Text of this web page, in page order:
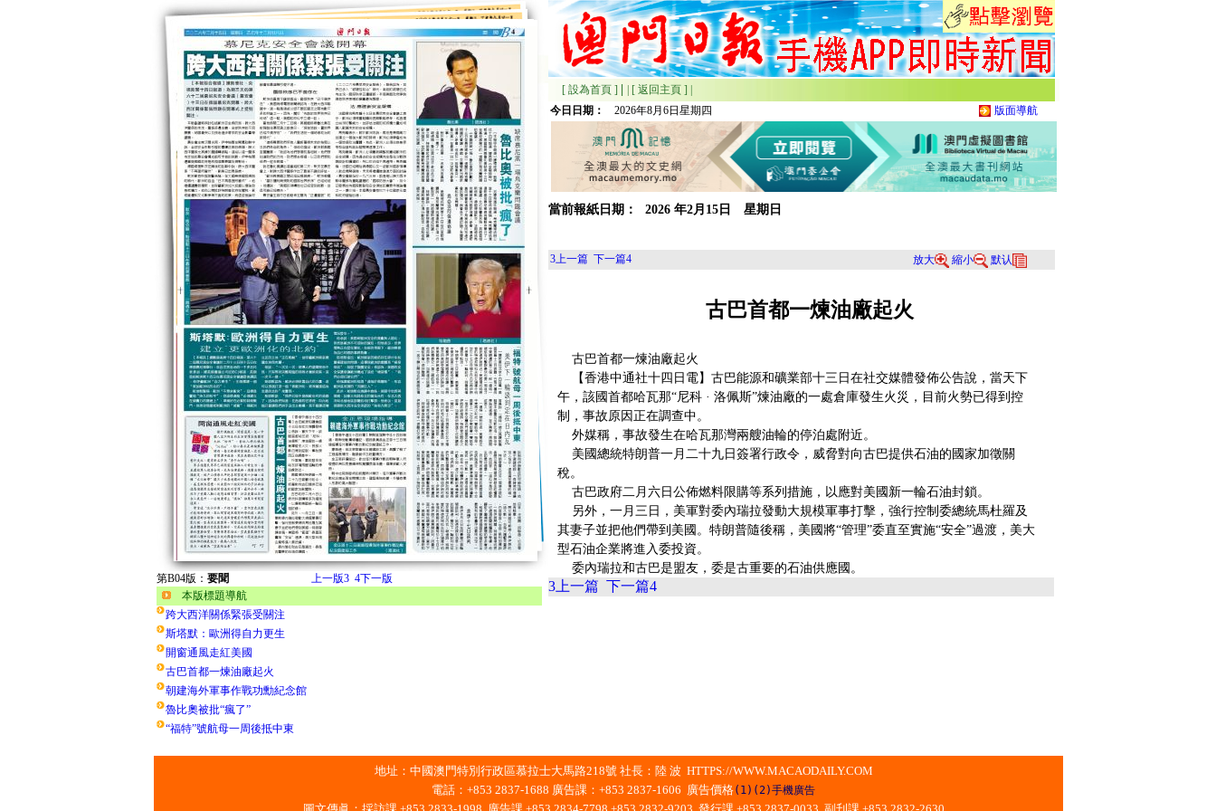
第B04版： 要聞 上一版3 4下一版
本版標題導航
跨大西洋關係緊張受關注
斯塔默：歐洲得自力更生
開窗通風走紅美國
古巴首都一煉油廠起火
朝建海外軍事作戰功勳紀念館
魯比奧被批“瘋了”
“福特”號航母一周後抵中東
[ 設為首頁 ] [ 返回主頁 ]
今日日期：
2026年8月6日星期四 版面導航
當前報紙日期： 2026 年2月 15日 星期 日
3上一篇 下一篇4 放大 縮小 默认
古巴首都一煉油廠起火
古巴首都一煉油廠起火
【香港中通社十四日電】古巴能源和礦業部十三日在社交媒體發佈公告說，當天下
午，該國首都哈瓦那“尼科 · 洛佩斯”煉油廠的一處倉庫發生火災，目前火勢已得到控
制，事故原因正在調查中。
外媒稱，事故發生在哈瓦那灣兩艘油輪的停泊處附近。
美國總統特朗普一月二十九日簽署行政令，威脅對向古巴提供石油的國家加徵關
稅。
古巴政府二月六日公佈燃料限購等系列措施，以應對美國新一輪石油封鎖。
另外，一月三日，美軍對委內瑞拉發動大規模軍事打擊，強行控制委總統馬杜羅及
其妻子並把他們帶到美國。特朗普隨後稱，美國將“管理”委直至實施“安全”過渡，美大
型石油企業將進入委投資。
委內瑞拉和古巴是盟友，委是古重要的石油供應國。
3 上一篇 下一篇4